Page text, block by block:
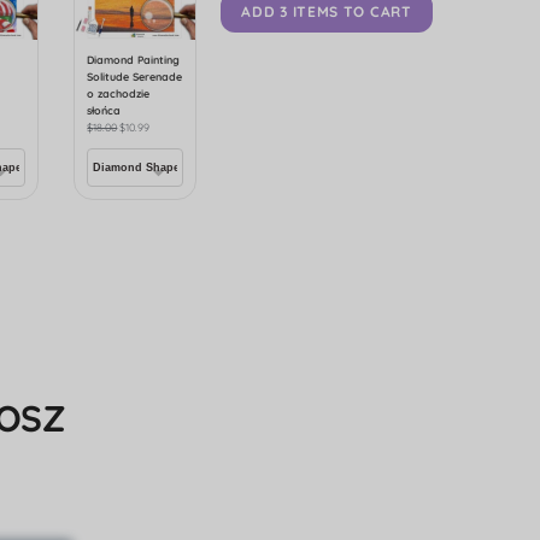
Diamond Painting
Solitude Serenade
o zachodzie
słońca
$18.00$10.99
ADD 3 ITEMS TO CART